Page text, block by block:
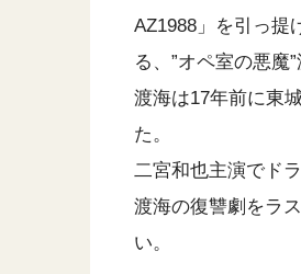
AZ1988」を引っ提
る、”オペ室の悪魔”
渡海は17年前に東
た。
二宮和也主演でド
渡海の復讐劇をラ
い。